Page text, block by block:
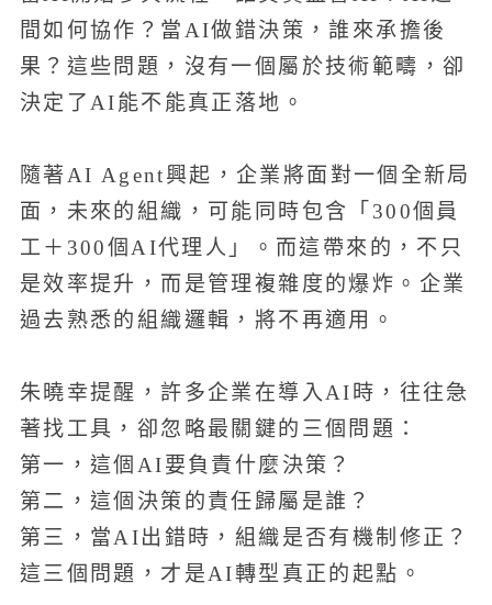
間如何協作？當AI做錯決策，誰來承擔後
果？這些問題，沒有一個屬於技術範疇，卻
決定了AI能不能真正落地。
隨著AI Agent興起，企業將面對一個全新局
面，未來的組織，可能同時包含「300個員
工＋300個AI代理人」。而這帶來的，不只
是效率提升，而是管理複雜度的爆炸。企業
過去熟悉的組織邏輯，將不再適用。
朱曉幸提醒，許多企業在導入AI時，往往急
著找工具，卻忽略最關鍵的三個問題：
第一，這個AI要負責什麼決策？
第二，這個決策的責任歸屬是誰？
第三，當AI出錯時，組織是否有機制修正？
這三個問題，才是AI轉型真正的起點。